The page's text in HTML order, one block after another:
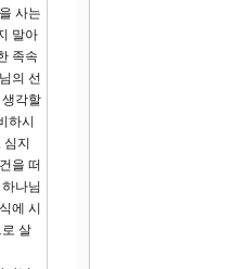
사는
말아
족속
의 선
각할
하시
지
을 떠
나님
에 시
살